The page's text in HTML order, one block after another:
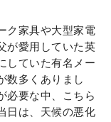
ク家具や大型家電
が愛用していた英
していた有名メー
数多くありまし
必要な中、こちら
日は、天候の悪化